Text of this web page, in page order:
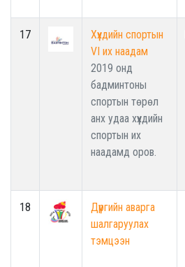
17
Хүүхдийн спортын
VI их наадам
2019 онд
бадминтоны
спортын төрөл
анх удаа хүүхдийн
спортын их
наадамд оров.
18
Дүүргийн аварга
шалгаруулах
тэмцээн